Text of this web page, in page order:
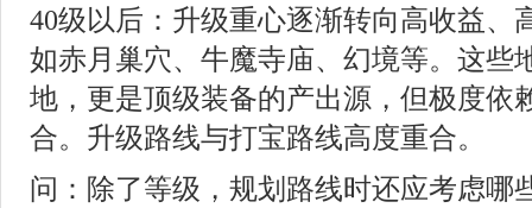
40级以后：升级重心逐渐转向高收益、
如赤月巢穴、牛魔寺庙、幻境等。这些
地，更是顶级装备的产出源，但极度依
合。升级路线与打宝路线高度重合。
问：除了等级，规划路线时还应考虑哪